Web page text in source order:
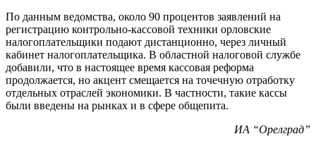
По данным ведомства, около 90 процентов заявлений на
регистрацию контрольно-кассовой техники орловские
налогоплательщики подают дистанционно, через личный
кабинет налогоплательщика. В областной налоговой службе
добавили, что в настоящее время кассовая реформа
продолжается, но акцент смещается на точечную отработку
отдельных отраслей экономики. В частности, такие кассы
были введены на рынках и в сфере общепита.
ИА “Орелград”